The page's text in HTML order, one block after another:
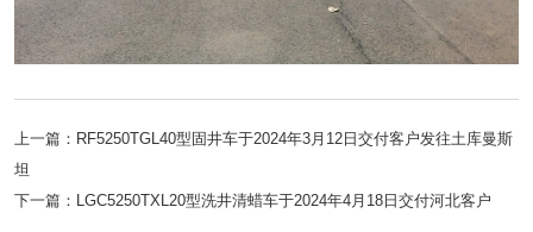
上一篇： RF5250TGL40型固井车于2024年3月12日交付客户发往土库曼斯
坦
下一篇：
LGC5250TXL20型洗井清蜡车于2024年4月18日交付河北客户